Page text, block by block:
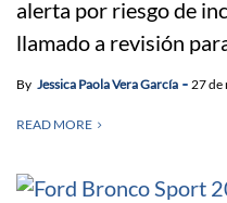
alerta por riesgo de
llamado a revisión
By Jessica Paola Vera García 27 de
READ MORE